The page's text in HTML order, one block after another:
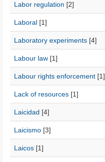
Labor regulation [2]
Laboral[1]
Laboratory experiments[4]
Labour law[1]
Labour rights enforcement[1]
Lack of resources[1]
Laicidad [4]
Laicismo[3]
Laicos[1]